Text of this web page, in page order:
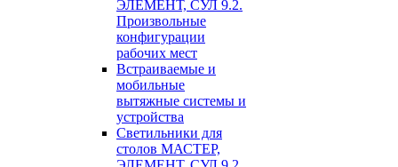
ЭЛЕМЕНТ, СУЛ 9.2.
Произвольные
конфигурации
рабочих мест
Встраиваемые и
мобильные
вытяжные системы и
устройства
Светильники для
столов МАСТЕР,